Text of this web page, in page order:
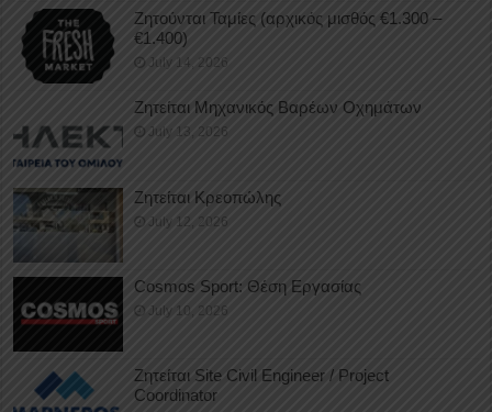
Ζητούνται Ταμίες (αρχικός μισθός €1.300 –
€1.400)
July 14, 2026
Ζητείται Μηχανικός Βαρέων Οχημάτων
July 13, 2026
Ζητείται Κρεοπώλης
July 12, 2026
Cosmos Sport: Θέση Εργασίας
July 10, 2026
Ζητείται Site Civil Engineer / Project
Coordinator